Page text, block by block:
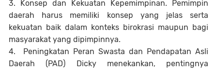
3. Konsep dan Kekuatan Kepemimpinan. Pemimpin
daerah harus memiliki konsep yang jelas serta
kekuatan baik dalam konteks birokrasi maupun bagi
masyarakat yang dipimpinnya.
4. Peningkatan Peran Swasta dan Pendapatan Asli
Daerah (PAD) Dicky menekankan, pentingnya